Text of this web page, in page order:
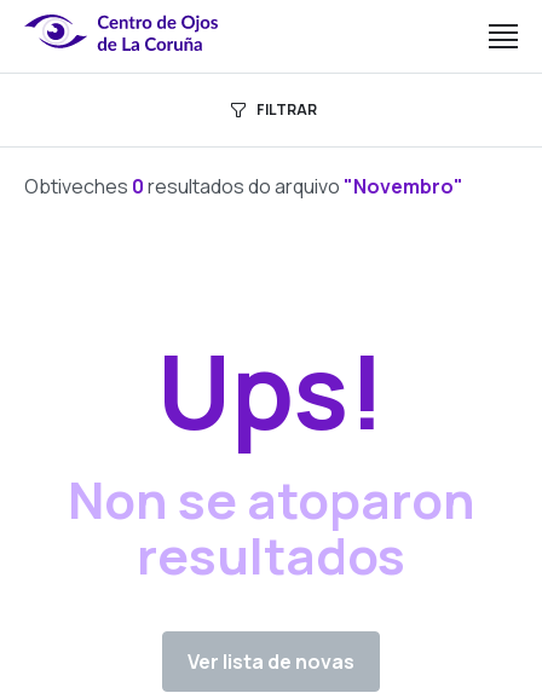
FILTRAR
Obtiveches 0resultados do arquivo "Novembro"
Ups!
Non se atoparon
resultados
Ver lista de novas